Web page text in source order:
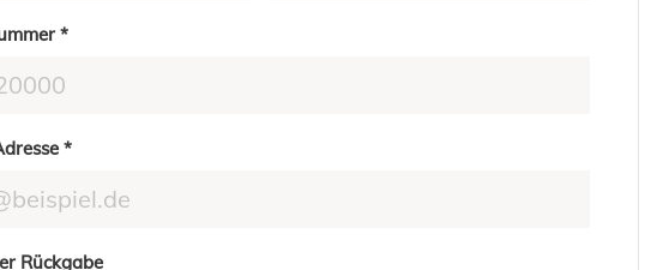
*
*
Rückgabe